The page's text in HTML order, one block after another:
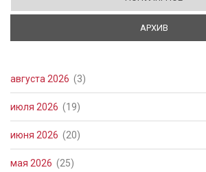
АРХИВ
августа 2026 (3)
июля 2026 (19)
июня 2026 (20)
мая 2026 (25)